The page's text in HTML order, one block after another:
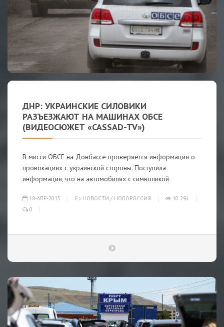
ДНР: УКРАИНСКИЕ СИЛОВИКИ
РАЗЪЕЗЖАЮТ НА МАШИНАХ ОБСЕ
(ВИДЕОСЮЖЕТ «CASSAD-TV»)
В мисси ОБСЕ на Донбассе проверяется информация о
провокациях с украинской стороны. Поступила
информация, что на автомобилях с символикой
18-АПР-2015 НОВОСТИ / НОВОРОССИЯ
10 291
0